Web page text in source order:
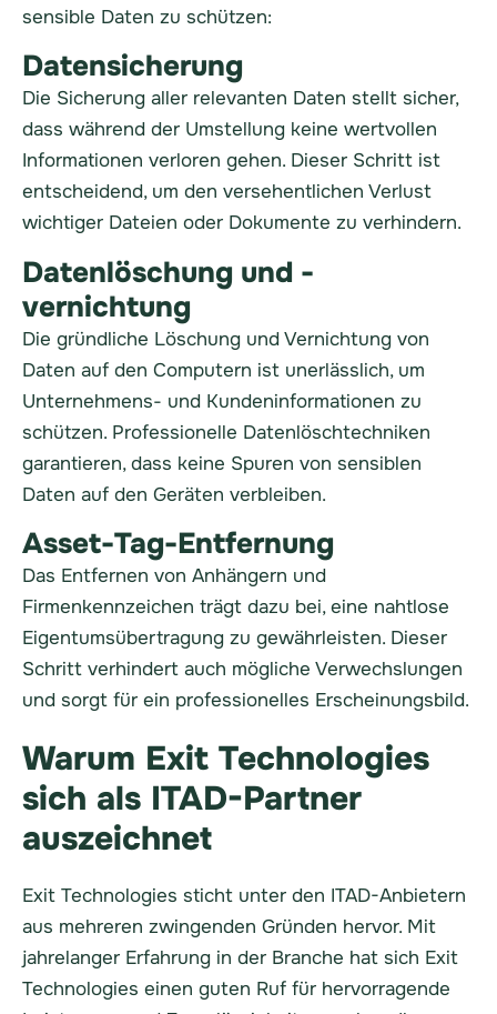
sensible Daten zu schützen:
Datensicherung
Die Sicherung aller relevanten Daten stellt sicher,
dass während der Umstellung keine wertvollen
Informationen verloren gehen. Dieser Schritt ist
entscheidend, um den versehentlichen Verlust
wichtiger Dateien oder Dokumente zu verhindern.
Datenlöschung und -
vernichtung
Die gründliche Löschung und Vernichtung von
Daten auf den Computern ist unerlässlich, um
Unternehmens- und Kundeninformationen zu
schützen. Professionelle Datenlöschtechniken
garantieren, dass keine Spuren von sensiblen
Daten auf den Geräten verbleiben.
Asset-Tag-Entfernung
Das Entfernen von Anhängern und
Firmenkennzeichen trägt dazu bei, eine nahtlose
Eigentumsübertragung zu gewährleisten. Dieser
Schritt verhindert auch mögliche Verwechslungen
und sorgt für ein professionelles Erscheinungsbild.
Warum Exit Technologies
sich als ITAD-Partner
auszeichnet
Exit Technologies sticht unter den ITAD-Anbietern
aus mehreren zwingenden Gründen hervor. Mit
jahrelanger Erfahrung in der Branche hat sich Exit
Technologies einen guten Ruf für hervorragende